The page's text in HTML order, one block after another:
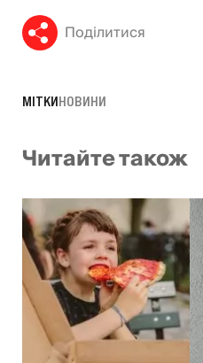
Поділитися
МІТКИНОВИНИ
Читайте також